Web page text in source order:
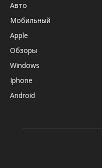
Авто
Мобильный
Apple
Обзоры
Windows
Iphone
Android